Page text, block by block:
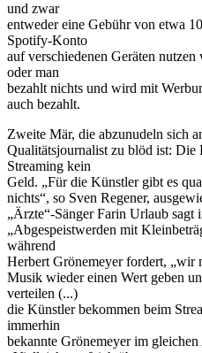
und zwar
entweder eine Gebühr von etwa
Spotify-Konto
auf verschiedenen Geräten
oder man
bezahlt nichts und wird mit
auch bezahlt.
Zweite Mär, die abzunudeln sich
Qualitätsjournalist zu blöd ist: Die
Streaming kein
Geld. „Für die Künstler gibt es
nichts“, so Sven Regener,
„Ärzte“-Sänger Farin Urlaub sagt
„Abgespeistwerden mit
während
Herbert Grönemeyer fordert, „wir
Musik wieder einen Wert geben
verteilen (...)
die Künstler bekommen beim
immerhin
bekannte Grönemeyer im